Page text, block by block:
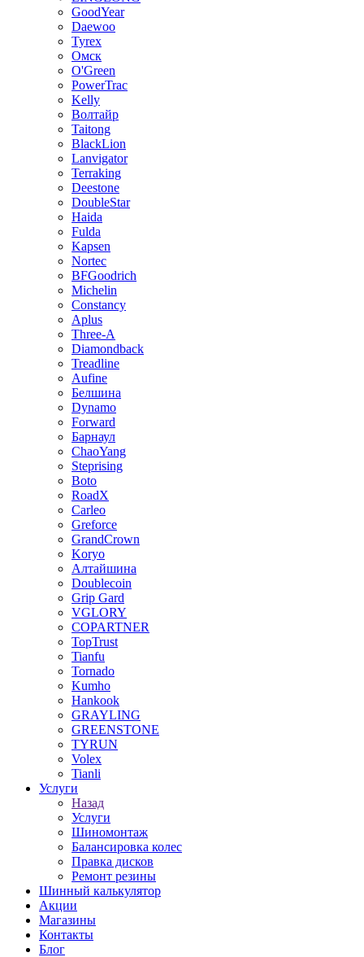
GoodYear
Daewoo
Tyrex
Омск
O'Green
PowerTrac
Kelly
Волтайр
Taitong
BlackLion
Lanvigator
Terraking
Deestone
DoubleStar
Haida
Fulda
Kapsen
Nortec
BFGoodrich
Michelin
Constancy
Aplus
Three-A
Diamondback
Treadline
Aufine
Белшина
Dynamo
Forward
Барнаул
ChaoYang
Steprising
Boto
RoadX
Carleo
Greforce
GrandCrown
Koryo
Алтайшина
Doublecoin
Grip Gard
VGLORY
COPARTNER
TopTrust
Tianfu
Tornado
Kumho
Hankook
GRAYLING
GREENSTONE
TYRUN
Volex
Tianli
Услуги
Назад
Услуги
Шиномонтаж
Балансировка колес
Правка дисков
Ремонт резины
Шинный калькулятор
Акции
Магазины
Контакты
Блог